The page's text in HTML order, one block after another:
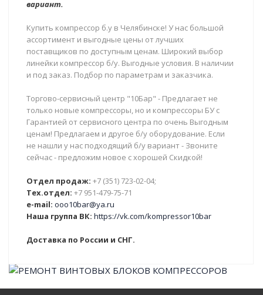
вариант.
Купить компрессор б.у в Челябинске! У нас большой
ассортимент и выгодные цены от лучших
поставщиков по доступным ценам. Широкий выбор
линейки компрессор б/у. Выгодные условия. В наличии
и под заказ. Подбор по параметрам и заказчика.
Торгово-сервисный центр "10Бар" - Предлагает не
только новые компрессоры, но и компрессоры БУ с
Гарантией от сервисного центра по очень Выгодным
ценам! Предлагаем и другое б/у оборудование. Если
не нашли у нас подходящий б/у вариант - Звоните
сейчас - предложим новое с хорошей Скидкой!
Отдел продаж: +7 (351) 723-02-04;
Тех.отдел: +7 951-479-75-71
e-mail: ooo10bar@ya.ru
Наша группа ВК: https://vk.com/kompressor10bar
Доставка по России и СНГ.